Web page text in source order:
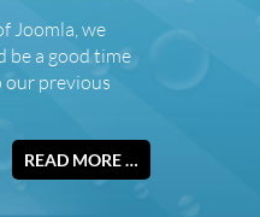
Joomla, we
be a good time
previous
READ MORE …